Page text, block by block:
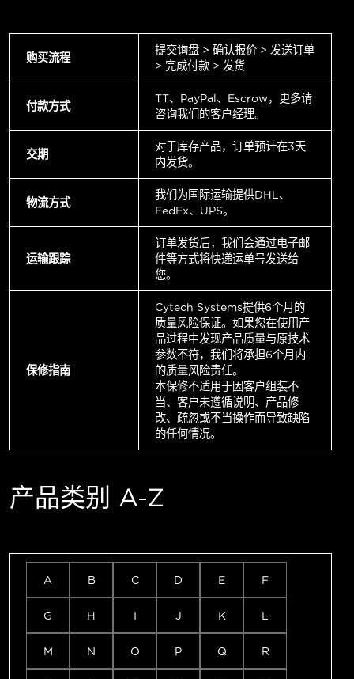
购买流程
提交询盘 > 确认报价 > 发送订单
> 完成付款 > 发货
付款方式
TT、PayPal、Escrow，更多请
咨询我们的客户经理。
交期
对于库存产品，订单预计在3天
内发货。
物流方式
我们为国际运输提供DHL、
FedEx、UPS。
运输跟踪
订单发货后，我们会通过电子邮
件等方式将快递运单号发送给
您。
保修指南
Cytech Systems提供6个月的
质量风险保证。如果您在使用产
品过程中发现产品质量与原技术
参数不符，我们将承担6个月内
的质量风险责任。
本保修不适用于因客户组装不
当、客户未遵循说明、产品修
改、疏忽或不当操作而导致缺陷
的任何情况。
产品类别 A-Z
A B C D E F
G H I J K L
M N O P Q R